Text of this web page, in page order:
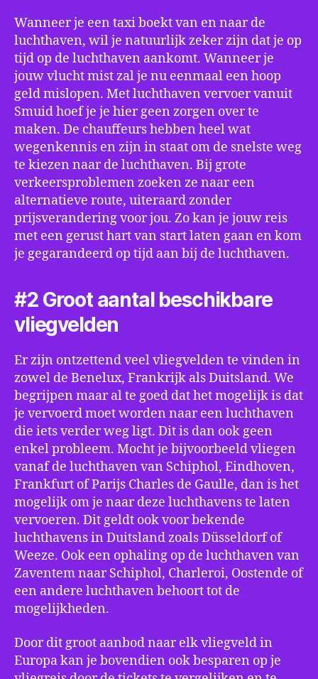
Wanneer je een taxi boekt van en naar de
luchthaven, wil je natuurlijk zeker zijn dat je op
tijd op de luchthaven aankomt. Wanneer je
jouw vlucht mist zal je nu eenmaal een hoop
geld mislopen. Met luchthaven vervoer vanuit
Smuid hoef je je hier geen zorgen over te
maken. De chauffeurs hebben heel wat
wegenkennis en zijn in staat om de snelste weg
te kiezen naar de luchthaven. Bij grote
verkeersproblemen zoeken ze naar een
alternatieve route, uiteraard zonder
prijsverandering voor jou. Zo kan je jouw reis
met een gerust hart van start laten gaan en kom
je gegarandeerd op tijd aan bij de luchthaven.
#2 Groot aantal beschikbare
vliegvelden
Er zijn ontzettend veel vliegvelden te vinden in
zowel de Benelux, Frankrijk als Duitsland. We
begrijpen maar al te goed dat het mogelijk is dat
je vervoerd moet worden naar een luchthaven
die iets verder weg ligt. Dit is dan ook geen
enkel probleem. Mocht je bijvoorbeeld vliegen
vanaf de luchthaven van Schiphol, Eindhoven,
Frankfurt of Parijs Charles de Gaulle, dan is het
mogelijk om je naar deze luchthavens te laten
vervoeren. Dit geldt ook voor bekende
luchthavens in Duitsland zoals Düsseldorf of
Weeze. Ook een ophaling op de luchthaven van
Zaventem naar Schiphol, Charleroi, Oostende of
een andere luchthaven behoort tot de
mogelijkheden.
Door dit groot aanbod naar elk vliegveld in
Europa kan je bovendien ook besparen op je